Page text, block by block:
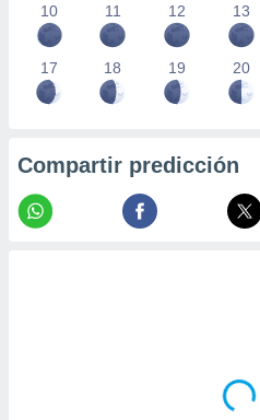
10 11 12 13
17 18 19 20
Compartir predicción